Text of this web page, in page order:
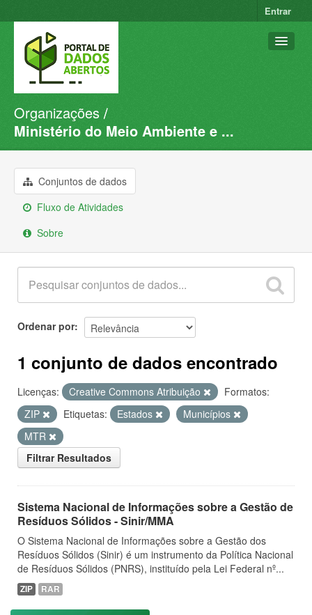
Entrar
Conjuntos de dados
Organizações
Sobre
Organizações
Ministério do Meio Ambiente e ...
Conjuntos de dados
Fluxo de Atividades
Sobre
Ordenar por
1 conjunto de dados encontrado
Licenças: Creative Commons Atribuição
Formatos:
ZIP
Etiquetas: Estados
Municípios
MTR
Filtrar Resultados
Sistema Nacional de Informações sobre a Gestão de
Resíduos Sólidos - Sinir/MMA
O Sistema Nacional de Informações sobre a Gestão dos
Resíduos Sólidos (Sinir) é um instrumento da Política Nacional
de Resíduos Sólidos (PNRS), instituído pela Lei Federal nº...
ZIP RAR